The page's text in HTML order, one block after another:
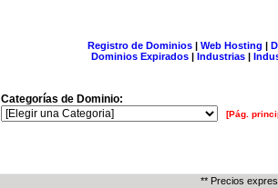
Registro de Dominios| Web Hosting |
Dominios Expirados | Industrias |
Categorías de Dominio:
[Pág.
** Precios